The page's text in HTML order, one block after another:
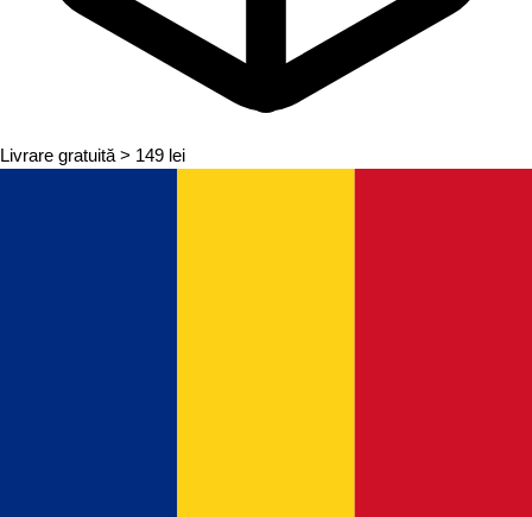
Livrare gratuită > 149 lei